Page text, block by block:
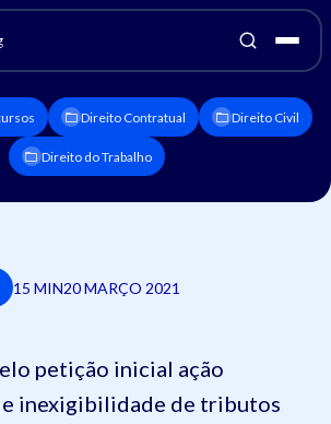
Direito Contratual Direito Civil
Direito do Trabalho
15 MIN20 MARÇO 2021
petição inicial ação
inexigibilidade de tributos